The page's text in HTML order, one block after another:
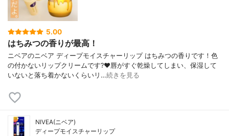
5.00
はちみつの香りが最高！
ニベアのニベア ディープモイスチャーリップ はちみつの香りです！色
の付かないリップクリームです?❤️唇がすぐ乾燥してしまい、保湿して
いないと落ち着かないくらいリ…続きを見る
NIVEA(ニベア)
ディープモイスチャーリップ